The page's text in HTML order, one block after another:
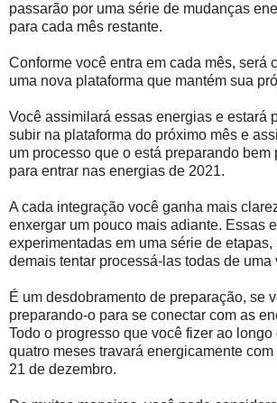
passarão por uma série de mudanças
para cada mês restante.
Conforme você entra em cada mês, será
uma nova plataforma que mantém sua
Você assimilará essas energias e estará
subir na plataforma do próximo mês e
um processo que o está preparando bem
para entrar nas energias de 2021.
A cada integração você ganha mais
enxergar um pouco mais adiante. Essas
experimentadas em uma série de etapas,
demais tentar processá-las todas de uma
É um desdobramento de preparação, se
preparando-o para se conectar com as
Todo o progresso que você fizer ao
quatro meses travará energicamente
21 de dezembro.